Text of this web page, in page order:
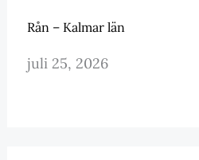
Rån – Kalmar län
juli 25, 2026